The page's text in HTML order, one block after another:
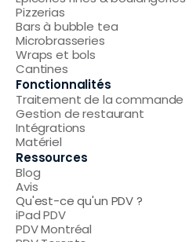
Pizzerias
Bars à bubble tea
Microbrasseries
Wraps et bols
Cantines
Fonctionnalités
Traitement de la commande
Gestion de restaurant
Intégrations
Matériel
Ressources
Blog
Avis
Qu'est-ce qu'un PDV ?
iPad PDV
PDV Montréal